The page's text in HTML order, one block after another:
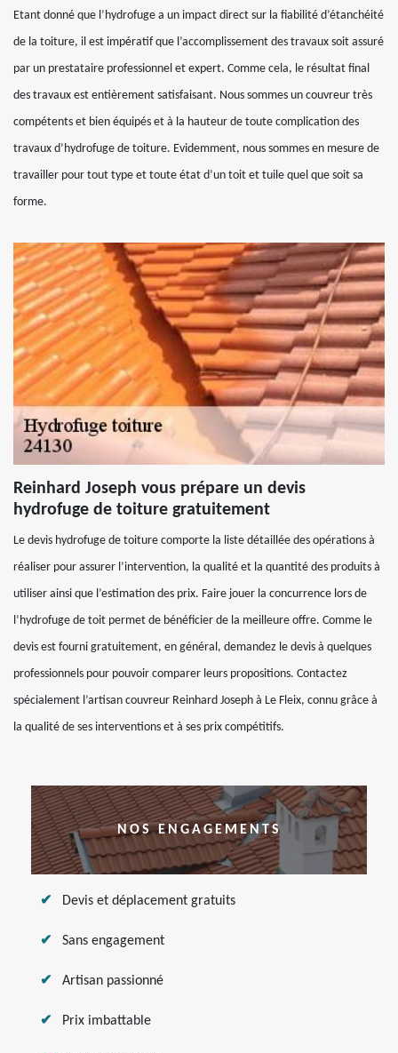
Etant donné que l’hydrofuge a un impact direct sur la fiabilité d’étanchéité
de la toiture, il est impératif que l’accomplissement des travaux soit assuré
par un prestataire professionnel et expert. Comme cela, le résultat final
des travaux est entièrement satisfaisant. Nous sommes un couvreur très
compétents et bien équipés et à la hauteur de toute complication des
travaux d’hydrofuge de toiture. Evidemment, nous sommes en mesure de
travailler pour tout type et toute état d’un toit et tuile quel que soit sa
forme.
Reinhard Joseph vous prépare un devis
hydrofuge de toiture gratuitement
Le devis hydrofuge de toiture comporte la liste détaillée des opérations à
réaliser pour assurer l’intervention, la qualité et la quantité des produits à
utiliser ainsi que l’estimation des prix. Faire jouer la concurrence lors de
l’hydrofuge de toit permet de bénéficier de la meilleure offre. Comme le
devis est fourni gratuitement, en général, demandez le devis à quelques
professionnels pour pouvoir comparer leurs propositions. Contactez
spécialement l’artisan couvreur Reinhard Joseph à Le Fleix, connu grâce à
la qualité de ses interventions et à ses prix compétitifs.
NOS ENGAGEMENTS
Devis et déplacement gratuits
Sans engagement
Artisan passionné
Prix imbattable